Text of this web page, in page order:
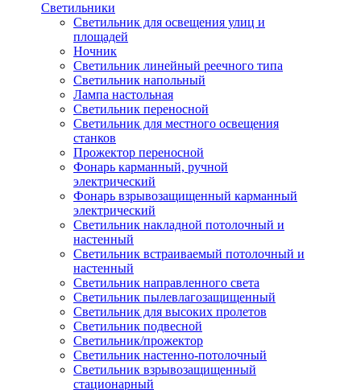
Светильники
Светильник для освещения улиц и
площадей
Ночник
Светильник линейный реечного типа
Светильник напольный
Лампа настольная
Светильник переносной
Светильник для местного освещения
станков
Прожектор переносной
Фонарь карманный, ручной
электрический
Фонарь взрывозащищенный карманный
электрический
Светильник накладной потолочный и
настенный
Светильник встраиваемый потолочный и
настенный
Светильник направленного света
Светильник пылевлагозащищенный
Светильник для высоких пролетов
Светильник подвесной
Светильник/прожектор
Светильник настенно-потолочный
Светильник взрывозащищенный
стационарный